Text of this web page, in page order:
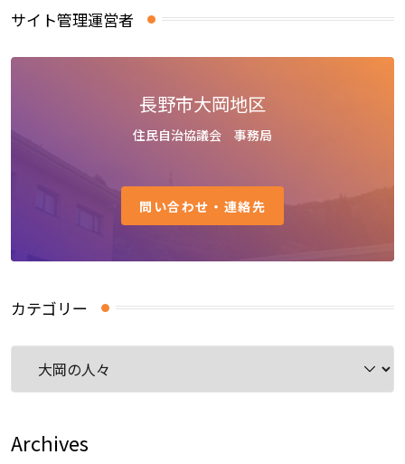
サイト管理運営者
長野市大岡地区
住民自治協議会 事務局
問い合わせ・連絡先
カテゴリー
リ
ー
Archives